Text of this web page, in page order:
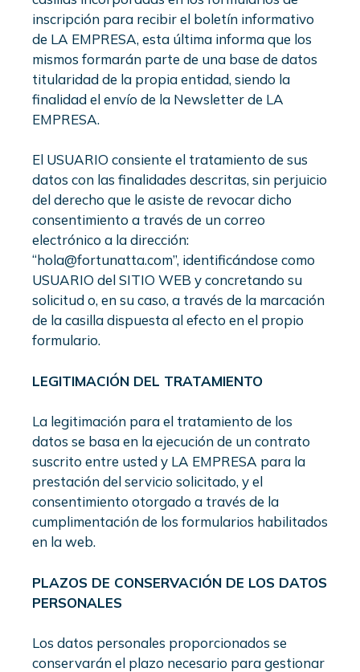
inscripción para recibir el boletín informativo
de LA EMPRESA, esta última informa que los
mismos formarán parte de una base de datos
titularidad de la propia entidad, siendo la
finalidad el envío de la Newsletter de LA
EMPRESA.
El USUARIO consiente el tratamiento de sus
datos con las finalidades descritas, sin perjuicio
del derecho que le asiste de revocar dicho
consentimiento a través de un correo
electrónico a la dirección:
“hola@fortunatta.com”, identificándose como
USUARIO del SITIO WEB y concretando su
solicitud o, en su caso, a través de la marcación
de la casilla dispuesta al efecto en el propio
formulario.
LEGITIMACIÓN DEL TRATAMIENTO
La legitimación para el tratamiento de los
datos se basa en la ejecución de un contrato
suscrito entre usted y LA EMPRESA para la
prestación del servicio solicitado, y el
consentimiento otorgado a través de la
cumplimentación de los formularios habilitados
en la web.
PLAZOS DE CONSERVACIÓN DE LOS DATOS
PERSONALES
Los datos personales proporcionados se
conservarán el plazo necesario para gestionar